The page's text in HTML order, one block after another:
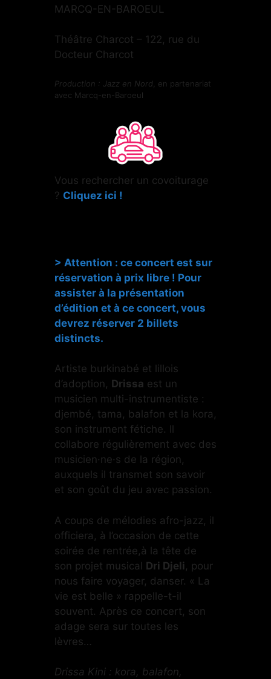
MARCQ-EN-BAROEUL
Théâtre Charcot – 122, rue du
Docteur Charcot
Production : Jazz en Nord , en partenariat
avec Marcq-en-Baroeul
Vous rechercher un covoiturage
? Cliquez ici !
> Attention : ce concert est sur
réservation à prix libre ! Pour
assister à la présentation
d’édition et à ce concert, vous
devrez réserver 2 billets
distincts.
Artiste burkinabé et lillois
d’adoption, Drissa est un
musicien multi-instrumentiste :
djembé, tama, balafon et la kora,
son instrument fétiche. Il
collabore régulièrement avec des
musicien·ne·s de la région,
auxquels il transmet son savoir
et son goût du jeu avec passion.
A coups de mélodies afro-jazz, il
officiera, à l’occasion de cette
soirée de rentrée,à la tête de
son projet musical Dri Djeli , pour
nous faire voyager, danser. « La
vie est belle » rappelle-t-il
souvent. Après ce concert, son
adage sera sur toutes les
lèvres…
Drissa Kini : kora, balafon,